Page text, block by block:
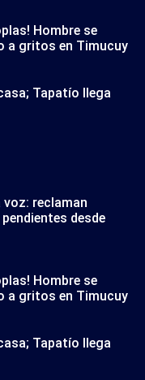
Hombre se
a gritos en Timucuy
Tapatío llega
voz: reclaman
desde
Hombre se
a gritos en Timucuy
Tapatío llega